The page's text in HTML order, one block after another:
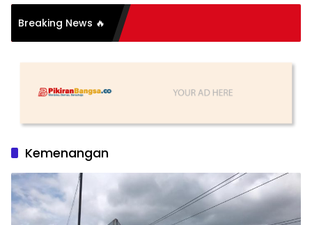
Breaking News 🔥
Organisasi: Antara
dan Substansi
Kemenangan